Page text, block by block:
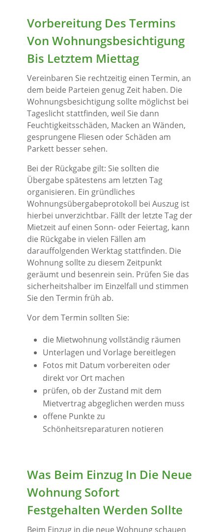
Vorbereitung Des Termins
Von Wohnungsbesichtigung
Bis Letztem Miettag
Vereinbaren Sie rechtzeitig einen Termin, an
dem beide Parteien genug Zeit haben. Die
Wohnungsbesichtigung sollte möglichst bei
Tageslicht stattfinden, weil Sie dann
Feuchtigkeitsschäden, Macken an Wänden,
gesprungene Fliesen oder Schäden am
Parkett besser sehen.
Bei der Rückgabe gilt: Sie sollten die
Übergabe spätestens am letzten Tag
organisieren. Ein gründliches
Wohnungsübergabeprotokoll bei Auszug ist
hierbei unverzichtbar. Fällt der letzte Tag der
Mietzeit auf einen Sonn- oder Feiertag, kann
die Rückgabe in vielen Fällen am
darauffolgenden Werktag stattfinden. Die
Wohnung sollte zu diesem Zeitpunkt
geräumt und besenrein sein. Prüfen Sie das
sicherheitshalber im Einzelfall und stimmen
Sie den Termin früh ab.
Vor dem Termin sollten Sie:
die Mietwohnung vollständig räumen
Unterlagen und Vorlage bereitlegen
Fotos mit Datum vorbereiten oder
direkt vor Ort machen
prüfen, ob der Zustand mit dem
Mietvertrag abgeglichen werden muss
offene Punkte zu
Schönheitsreparaturen notieren
Was Beim Einzug In Die Neue
Wohnung Sofort
Festgehalten Werden Sollte
Beim Einzug in die neue Wohnung schauen